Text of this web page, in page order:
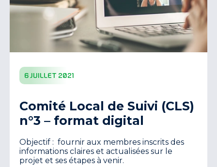
6 juillet 2021
Comité Local de Suivi (CLS)
n°3 – format digital
Objectif : fournir aux membres inscrits des
informations claires et actualisées sur le
projet et ses étapes à venir.